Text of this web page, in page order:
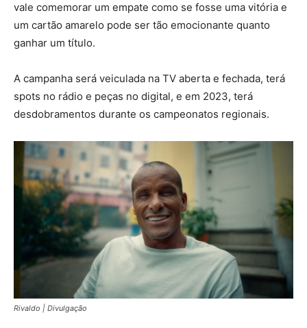
vale comemorar um empate como se fosse uma vitória e
um cartão amarelo pode ser tão emocionante quanto
ganhar um título.
A campanha será veiculada na TV aberta e fechada, terá
spots no rádio e peças no digital, e em 2023, terá
desdobramentos durante os campeonatos regionais.
Rivaldo | Divulgação